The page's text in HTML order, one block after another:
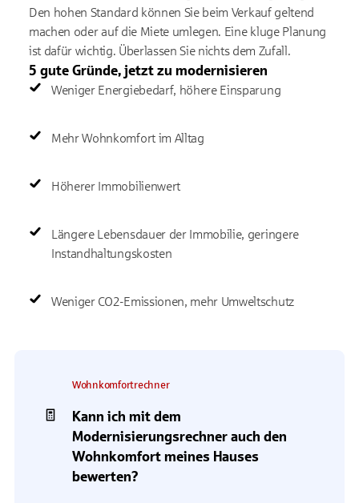
Den hohen Standard können Sie beim Verkauf geltend
machen oder auf die Miete umlegen. Eine kluge Planung
ist dafür wichtig. Überlassen Sie nichts dem Zufall.
5 gute Gründe, jetzt zu modernisieren
Weniger Energiebedarf, höhere Einsparung
Mehr Wohnkomfort im Alltag
Höherer Immobilienwert
Längere Lebensdauer der Immobilie, geringere
Instandhaltungskosten
Weniger CO2-Emissionen, mehr Umweltschutz
Wohnkomfortrechner
Kann ich mit dem
Modernisierungsrechner auch den
Wohnkomfort meines Hauses
bewerten?